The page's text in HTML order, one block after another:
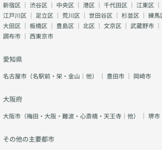
新宿区 ｜ 渋谷区 ｜ 中央区 ｜ 港区 ｜ 千代田区 ｜ 江東区 ｜
江戸川区 ｜ 足立区 ｜ 荒川区 ｜ 世田谷区 ｜ 杉並区 ｜ 練馬
大田区 ｜ 板橋区 ｜ 豊島区 ｜ 北区 ｜ 文京区 ｜ 武蔵野市 ｜
調布市 ｜ 西東京市
愛知県
名古屋市（名駅前・栄・金山｜他） ｜ 豊田市 ｜ 岡崎市
大阪府
大阪市（梅田・大阪・難波・心斎橋・天王寺｜他） ｜ 堺市
その他の主要都市